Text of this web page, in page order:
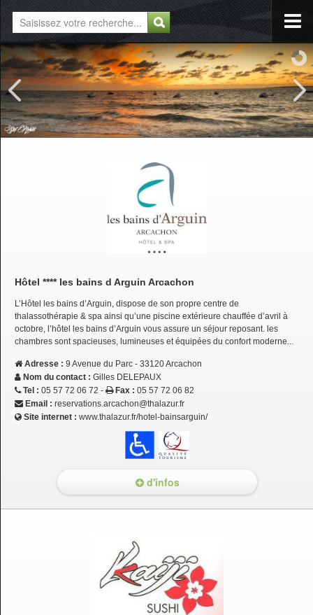
Hôtel **** les bains d Arguin Arcachon
L’Hôtel les bains d’Arguin, dispose de son propre centre de
thalassothérapie & spa ainsi qu’une piscine extérieure chauffée d’avril à
octobre, l’hôtel les bains d’Arguin vous assure un séjour reposant. les
chambres sont spacieuses, lumineuses et équipées du confort moderne...
Adresse : 9 Avenue du Parc - 33120 Arcachon
Nom du contact : Gilles DELEPAUX
Tel : 05 57 72 06 72 - Fax : 05 57 72 06 82
Email : reservations.arcachon@thalazur.fr
Site internet : www.thalazur.fr/hotel-bainsarguin/
d'infos